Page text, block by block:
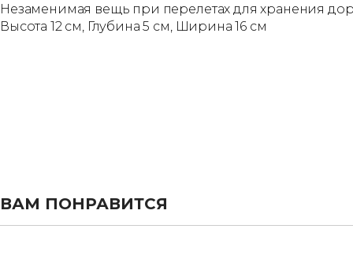
Незаменимая вещь при перелетах для хранения
Высота 12 см, Глубина 5 см, Ширина 16 см
ВАМ ПОНРАВИТСЯ